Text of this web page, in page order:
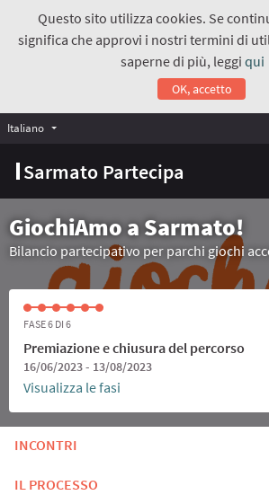
Questo sito utilizza cookies. Se
significa che approvi i nostri termini di
saperne di più, leggiqui
OK, accetto
Sarmato Partecipa
Italiano Choose language
GiochiAmo a Sarmato!
Bilancio partecipativo per parchi giochi
FASE 6 DI 6
Premiazione e chiusura del percorso
16/06/2023 - 13/08/2023
Visualizza le fasi
INCONTRI
IL PROCESSO